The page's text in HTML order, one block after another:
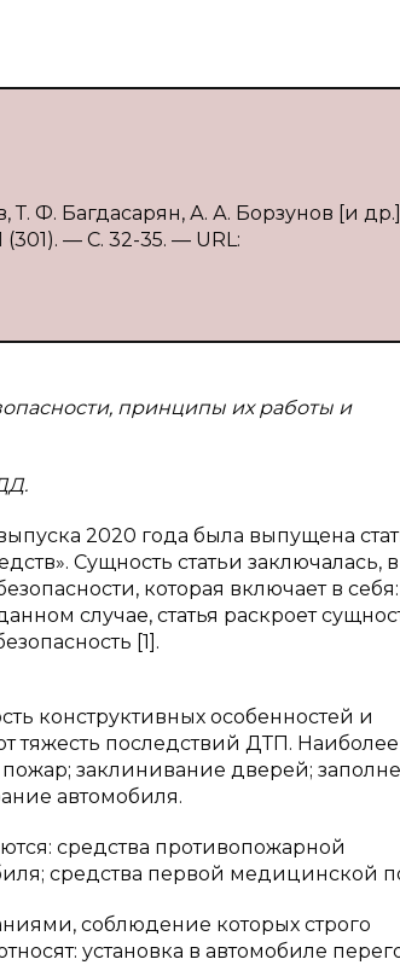
Т. Ф. Багдасарян, А. А. Борзунов [и
— С. 32-35. — URL:
принципы их работы и
2020 года была выпущена
Сущность статьи заключалась,
которая включает в себя:
случае, статья раскроет
[1].
конструктивных особенностей и
тяжесть последствий ДТП. Наиболее
заклинивание дверей;
автомобиля.
средства противопожарной
средства первой медицинской
соблюдение которых строго
установка в автомобиле